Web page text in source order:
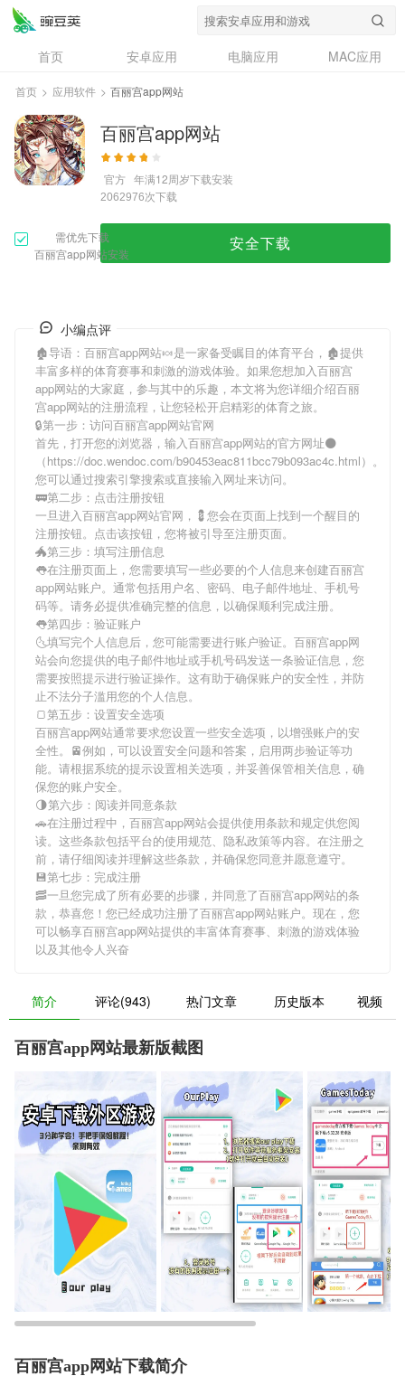
首页 安卓应用 电脑应用
MAC应用
资讯
专题
问答
首页 > 应用软件 > 百丽宫app网站
百丽宫app网站
官方 年满12周岁下载安装
2062976次下载
需优先下载
百丽宫app网站安装
安全下载
小编点评
🏚导语： 百丽宫app网站🍬是一家备受瞩目的体育平台，🏚提供
丰富多样的体育赛事和刺激的游戏体验。如果您想加入百丽宫
app网站的大家庭，参与其中的乐趣，本文将为您详细介绍百丽
宫app网站的注册流程，让您轻松开启精彩的体育之旅。
🔒第一步：访问百丽宫app网站官网
首先，打开您的浏览器，输入百丽宫app网站的官方网址🌑
（https://doc.wendoc.com/b90453eac811bcc79b093ac4c.html）。
您可以通过搜索引擎搜索或直接输入网址来访问。
🚃第二步：点击注册按钮
一旦进入百丽宫app网站官网，💈您会在页面上找到一个醒目的
注册按钮。点击该按钮，您将被引导至注册页面。
🐲第三步：填写注册信息
👅在注册页面上，您需要填写一些必要的个人信息来创建百丽宫
app网站账户。通常包括用户名、密码、电子邮件地址、手机号
码等。请务必提供准确完整的信息，以确保顺利完成注册。
👅第四步：验证账户
🌜填写完个人信息后，您可能需要进行账户验证。 百丽宫app网
站会向您提供的电子邮件地址或手机号码发送一条验证信息，您
需要按照提示进行验证操作。这有助于确保账户的安全性，并防
止不法分子滥用您的个人信息。
🍞第五步：设置安全选项
百丽宫app网站通常要求您设置一些安全选项，以增强账户的安
全性。🚈例如，可以设置安全问题和答案，启用两步验证等功
能。请根据系统的提示设置相关选项，并妥善保管相关信息，确
保您的账户安全。
🌗第六步：阅读并同意条款
🚗在注册过程中， 百丽宫app网站会提供使用条款和规定供您阅
读。这些条款包括平台的使用规范、隐私政策等内容。在注册之
前，请仔细阅读并理解这些条款，并确保您同意并愿意遵守。
💾第七步：完成注册
🥓一旦您完成了所有必要的步骤，并同意了百丽宫app网站的条
款，恭喜您！您已经成功注册了百丽宫app网站账户。现在，您
可以畅享百丽宫app网站提供的丰富体育赛事、刺激的游戏体验
以及其他令人兴奋
简介 评论(943) 热门文章 历史版本 视频
百丽宫app网站最新版截图
百丽宫app网站下载简介